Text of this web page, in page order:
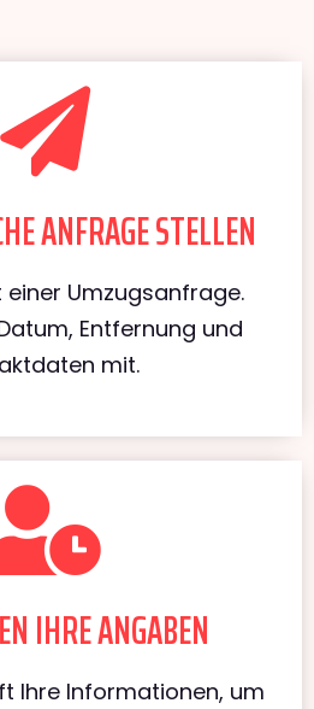
ANFRAGE STELLEN
einer Umzugsanfrage.
Entfernung und
mit.
IHRE ANGABEN
Ihre Informationen, um